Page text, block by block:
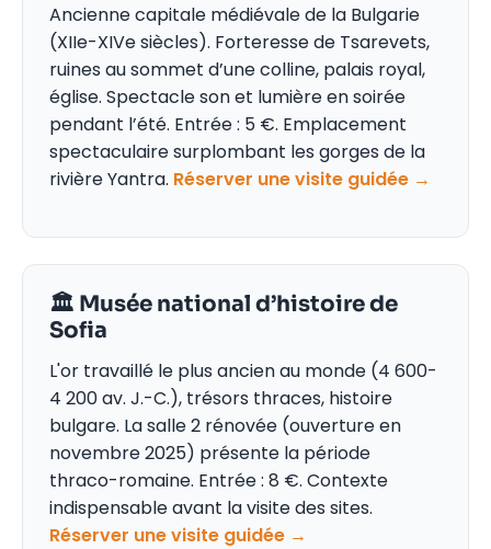
Ancienne capitale médiévale de la Bulgarie
(XIIe-XIVe siècles). Forteresse de Tsarevets,
ruines au sommet d’une colline, palais royal,
église. Spectacle son et lumière en soirée
pendant l’été. Entrée : 5 €. Emplacement
spectaculaire surplombant les gorges de la
rivière Yantra. Réserver une visite guidée →
🏛️ Musée national d’histoire de
Sofia
L'or travaillé le plus ancien au monde (4 600-
4 200 av. J.-C.), trésors thraces, histoire
bulgare. La salle 2 rénovée (ouverture en
novembre 2025) présente la période
thraco-romaine. Entrée : 8 €. Contexte
indispensable avant la visite des sites.
Réserver une visite guidée →